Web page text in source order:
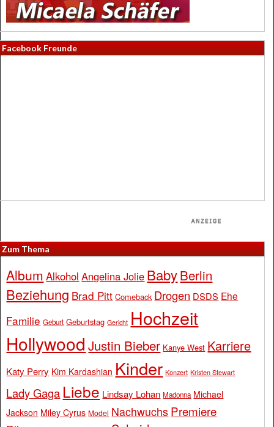
Facebook Freunde
Zum Thema
Album Alkohol Angelina Jolie BabyBerlin
Beziehung Brad Pitt Comeback Drogen DSDS Ehe
Familie Geburt Geburtstag Gericht Hochzeit
Hollywood Justin Bieber Kanye West Karriere
Katy Perry Kim Kardashian Kinder Konzert Kristen Stewart
Lady Gaga Liebe Lindsay Lohan Madonna Michael
Jackson Miley Cyrus Model Nachwuchs Premiere